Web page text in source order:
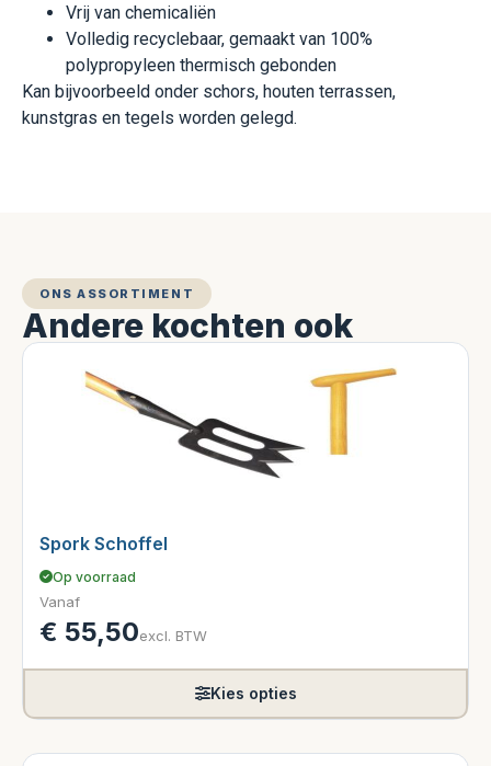
Vrij van chemicaliën
Volledig recyclebaar, gemaakt van 100%
polypropyleen thermisch gebonden
Kan bijvoorbeeld onder schors, houten terrassen,
kunstgras en tegels worden gelegd.
ONS ASSORTIMENT
Andere kochten ook
Spork Schoffel
Op voorraad
Vanaf
€ 55,50excl. BTW
Kies opties